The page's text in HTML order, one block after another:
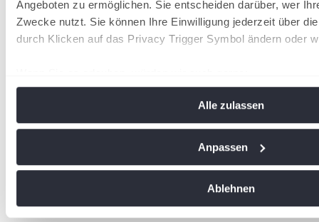
Angeboten zu ermöglichen. Sie entscheiden darüber, wer
Zwecke nutzt. Sie können Ihre Einwilligung jederzeit über
durch Klicken auf das Privacy Trigger Symbol ändern oder
Ihr Gerät durch aktives Scannen nach bestimmten
Erfahren Sie mehr darüber, wie Ihre persönlichen Daten
Alle zulassen
Anpassen
Ablehnen